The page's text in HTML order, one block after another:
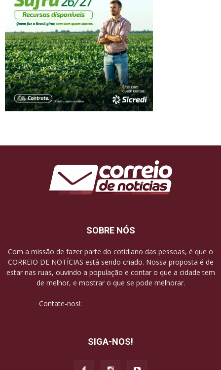
SOBRE NÓS
Com a missão de fazer parte do cotidiano das pessoas, é que o
CORREIO DE NOTÍCIAS está sendo criado. Nossa proposta é de
estar nas ruas, ouvindo a população e contar o que a cidade tem
de melhor, e mostrar o que se pode melhorar.
Contate-nos!:
SIGA-NOS!